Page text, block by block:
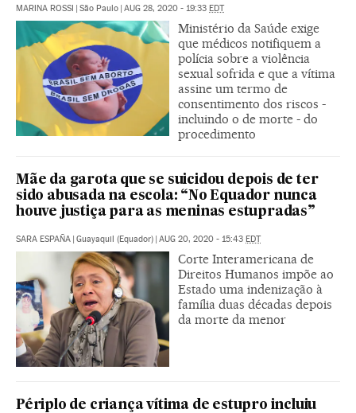
MARINA ROSSI | São Paulo | AUG 28, 2020 - 19:33 EDT
Ministério da Saúde exige
que médicos notifiquem a
polícia sobre a violência
sexual sofrida e que a vítima
assine um termo de
consentimento dos riscos -
incluindo o de morte - do
procedimento
Mãe da garota que se suicidou depois de ter
sido abusada na escola: “No Equador nunca
houve justiça para as meninas estupradas”
SARA ESPAÑA | Guayaquil (Equador) | AUG 20, 2020 - 15:43 EDT
Corte Interamericana de
Direitos Humanos impõe ao
Estado uma indenização à
família duas décadas depois
da morte da menor
Périplo de criança vítima de estupro incluiu